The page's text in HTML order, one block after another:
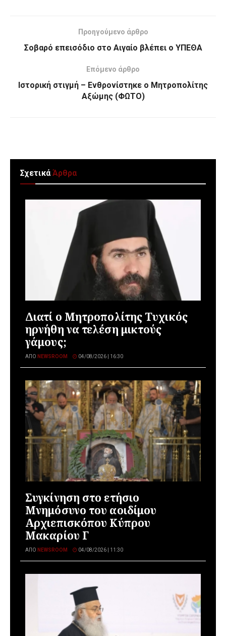
Προηγούμενο άρθρο
Σοβαρό επεισόδιο στο Αιγαίο βλέπει ο ΥΠΕΘΑ
Επόμενο άρθρο
Ιστορική στιγμή – Ενθρονίστηκε ο Μητροπολίτης
Αξώμης (ΦΩΤΟ)
ΣχετικάΆρθρα
Διατί ο Μητροπολίτης Τυχικός
ηρνήθη να τελέση μικτούς
γάμους;
ΑΠΌ NEWSROOM 04/08/2026 | 16:30
Συγκίνηση στο ετήσιο
Μνημόσυνο του αοιδίμου
Αρχιεπισκόπου Κύπρου
Μακαρίου Γ
ΑΠΌ NEWSROOM 04/08/2026 | 11:30